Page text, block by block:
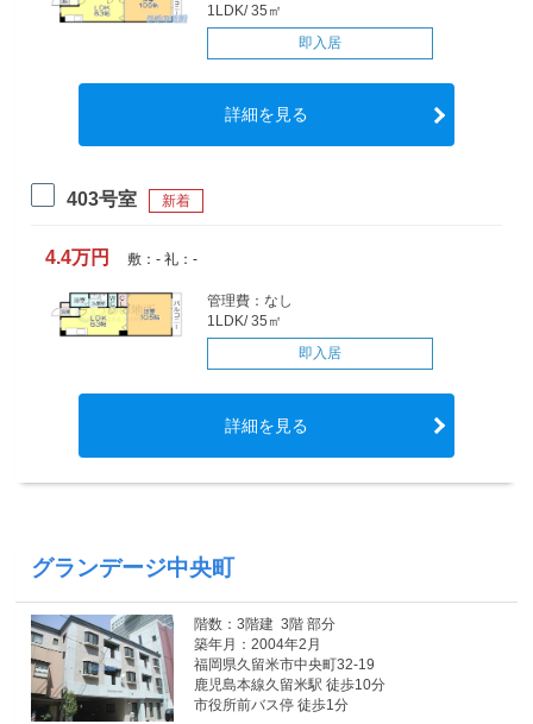
1LDK/ 35㎡
即入居
詳細を見る
403号室 新着
4.4万円 敷：- 礼：-
管理費：なし
1LDK/ 35㎡
即入居
詳細を見る
グランデージ中央町
階数：3階建 3階 部分
築年月：2004年2月
福岡県久留米市中央町32-19
鹿児島本線久留米駅 徒歩10分
市役所前バス停 徒歩1分